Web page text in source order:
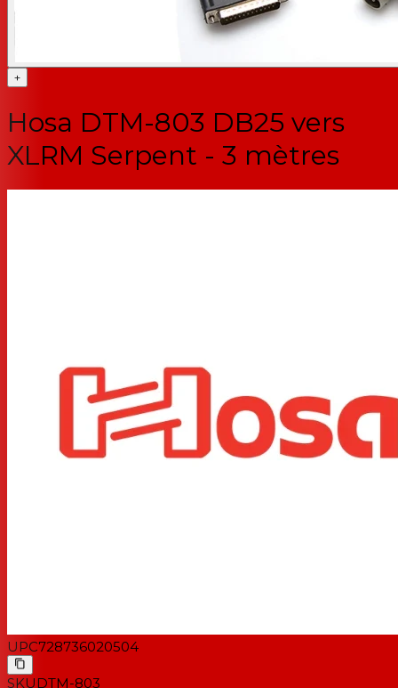
+
Hosa DTM-803 DB25 vers
XLRM Serpent - 3 mètres
UPC728736020504
SKUDTM-803